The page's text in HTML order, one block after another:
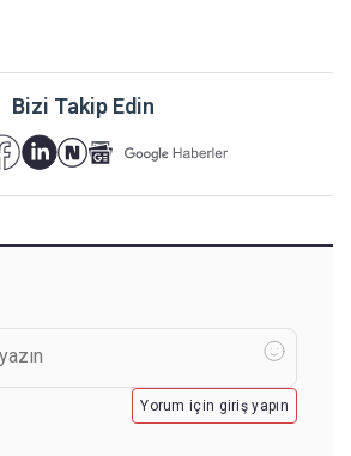
Bizi Takip Edin
Yorum için giriş yapın